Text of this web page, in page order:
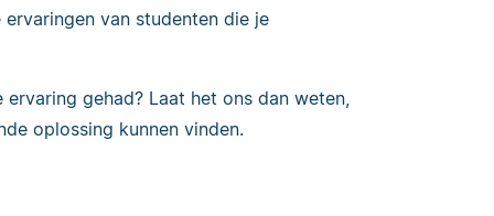
ervaringen van studenten die je
gehad? Laat het ons dan weten,
oplossing kunnen vinden.